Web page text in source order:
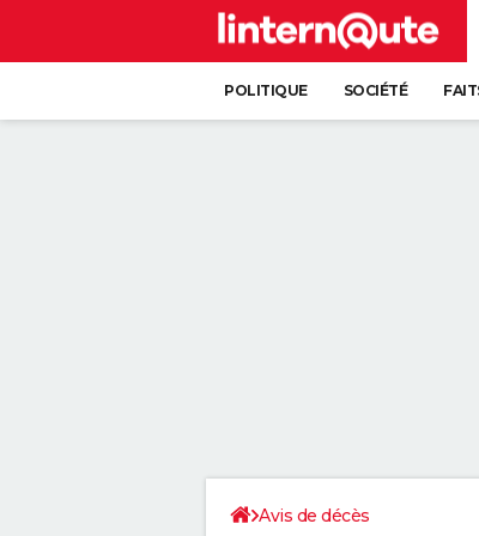
POLITIQUE SOCIÉTÉ
Avis de décès